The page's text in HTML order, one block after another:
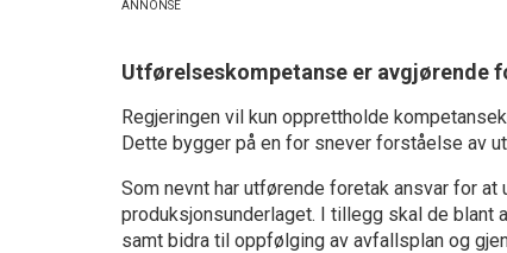
Utførelseskompetanse er avgjørende
Regjeringen vil kun opprettholde
Dette bygger på en for snever forståelse av
Som nevnt har utførende foretak ansvar for
produksjonsunderlaget. I tillegg skal de blant
samt bidra til oppfølging av avfallsplan og